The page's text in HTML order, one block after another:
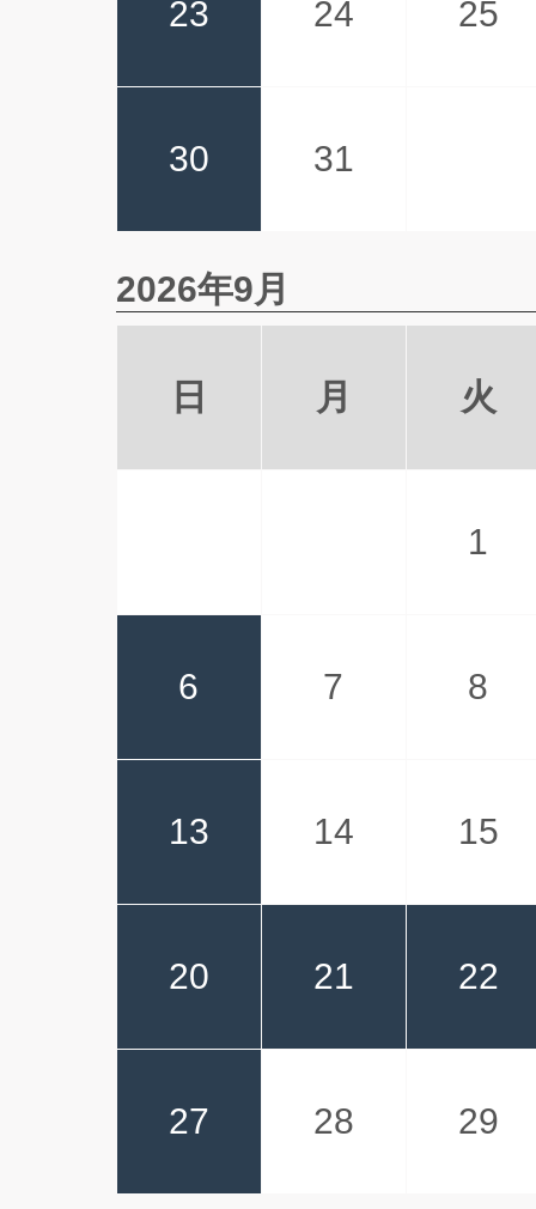
23 24 25
30 31
2026年9月
日 月 火
1
6 7 8
13 14 15
20 21 22
27 28 29